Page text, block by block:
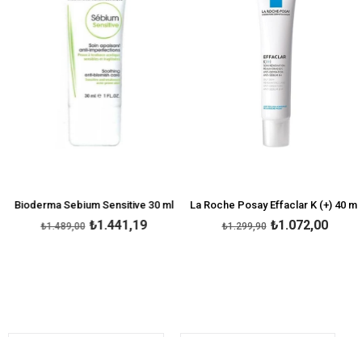
Bioderma Sebium Sensitive 30 ml
₺1.441,19
₺1.489,00
La Roche Posay Effaclar K (+) 40 ml
₺1.072,00
₺1.299,90